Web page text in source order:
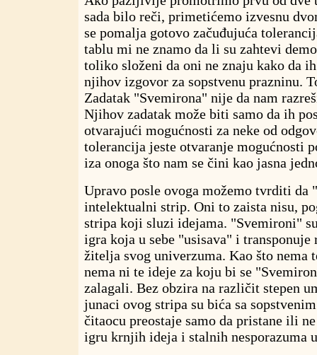
sada bilo reči, primetićemo izvesnu
se pomalja gotovo začuđujuća
tablu mi ne znamo da li su zahtevi
toliko složeni da oni ne znaju kako da
njihov izgovor za sopstvenu prazninu.
Zadatak "Svemirona" nije da nam
Njihov zadatak može biti samo da ih
otvarajući mogućnosti za neke od
tolerancija jeste otvaranje mogućnosti
iza onoga što nam se čini kao jasna
Upravo posle ovoga možemo tvrditi da
intelektualni strip. Oni to zaista nisu,
stripa koji sluzi idejama. "Svemironi"
igra koja u sebe "usisava" i transponuje
žitelja svog univerzuma. Kao što nema
nema ni te ideje za koju bi se
zalagali. Bez obzira na različit stepen
junaci ovog stripa su bića sa
čitaocu preostaje samo da pristane ili
igru krnjih ideja i stalnih nesporazuma